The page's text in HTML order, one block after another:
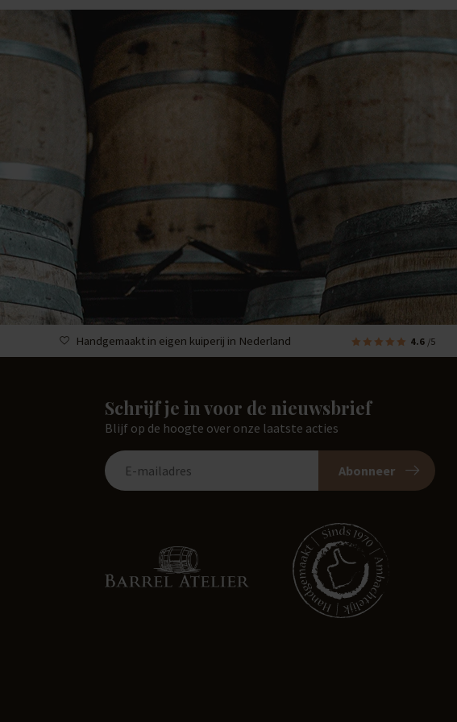
Handgemaakt in eigen kuiperij in Nederland 4.6 /5
Schrijf je in voor de nieuwsbrief
Blijf op de hoogte over onze laatste acties
Abonneer